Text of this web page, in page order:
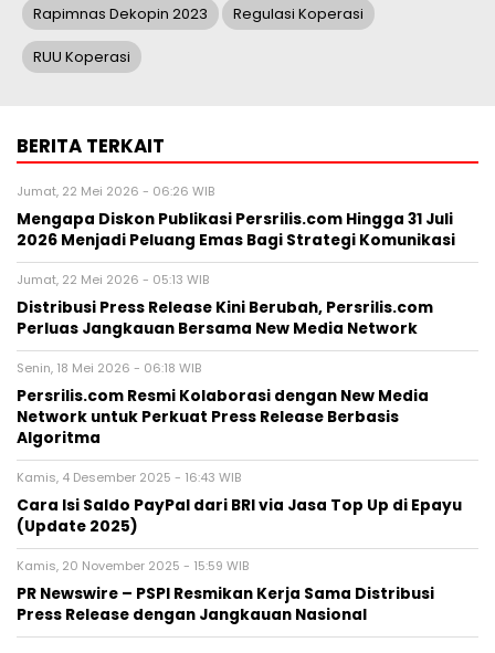
Rapimnas Dekopin 2023 Regulasi Koperasi
RUU Koperasi
BERITA TERKAIT
Jumat, 22 Mei 2026 - 06:26 WIB
Mengapa Diskon Publikasi Persrilis.com Hingga 31 Juli
2026 Menjadi Peluang Emas Bagi Strategi Komunikasi
Jumat, 22 Mei 2026 - 05:13 WIB
Distribusi Press Release Kini Berubah, Persrilis.com
Perluas Jangkauan Bersama New Media Network
Senin, 18 Mei 2026 - 06:18 WIB
Persrilis.com Resmi Kolaborasi dengan New Media
Network untuk Perkuat Press Release Berbasis
Algoritma
Kamis, 4 Desember 2025 - 16:43 WIB
Cara Isi Saldo PayPal dari BRI via Jasa Top Up di Epayu
(Update 2025)
Kamis, 20 November 2025 - 15:59 WIB
PR Newswire – PSPI Resmikan Kerja Sama Distribusi
Press Release dengan Jangkauan Nasional